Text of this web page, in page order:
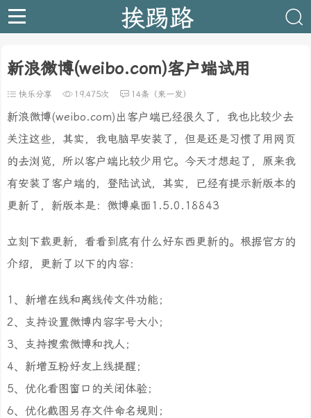
挨踢路
新浪微博(weibo.com)客户端试用
快乐分享 19,475次 14条（来一发）
新浪微博(weibo.com)出客户端已经很久了，我也比较少去
关注这些，其实，我电脑早安装了，但是还是习惯了用网页
的去浏览，所以客户端比较少用它。今天才想起了，原来我
有安装了客户端的，登陆试试，其实，已经有提示新版本的
更新了，新版本是：微博桌面1.5.0.18843
立刻下载更新，看看到底有什么好东西更新的。根据官方的
介绍，更新了以下的内容：
1、新增在线和离线传文件功能；
2、支持设置微博内容字号大小；
3、支持搜索微博和找人；
4、新增互粉好友上线提醒；
5、优化看图窗口的关闭体验；
6、优化截图另存文件命名规则；